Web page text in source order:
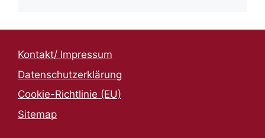
Kontakt/ Impressum
Datenschutzerklärung
Cookie-Richtlinie (EU)
Sitemap